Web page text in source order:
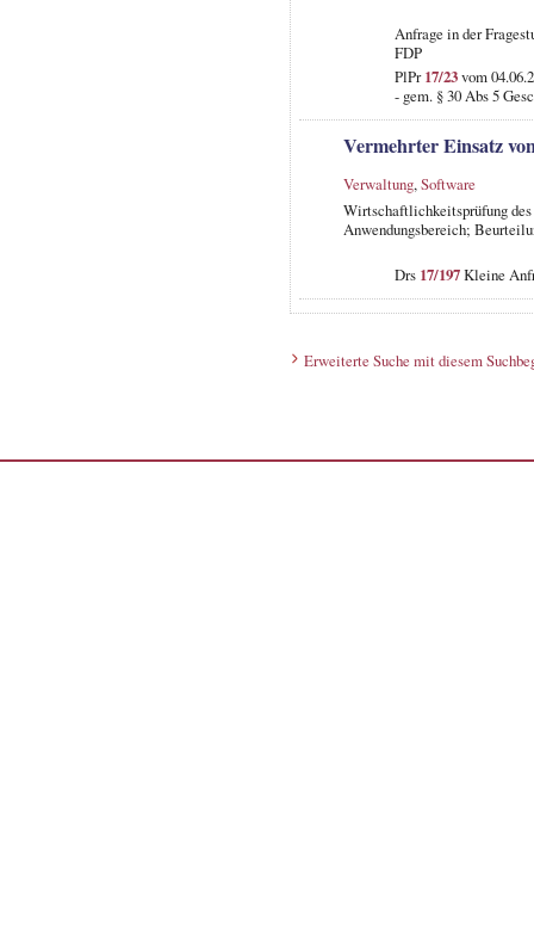
Anfrage in der
FDP
PlPr17/23vom
- gem. § 30 Abs 5
Vermehrter Einsatz
Verwaltung,Software
Wirtschaftlichkeitsprüfung des
Anwendungsbereich;
Drs 17/197Kleine
Erweiterte Suche mit diesem